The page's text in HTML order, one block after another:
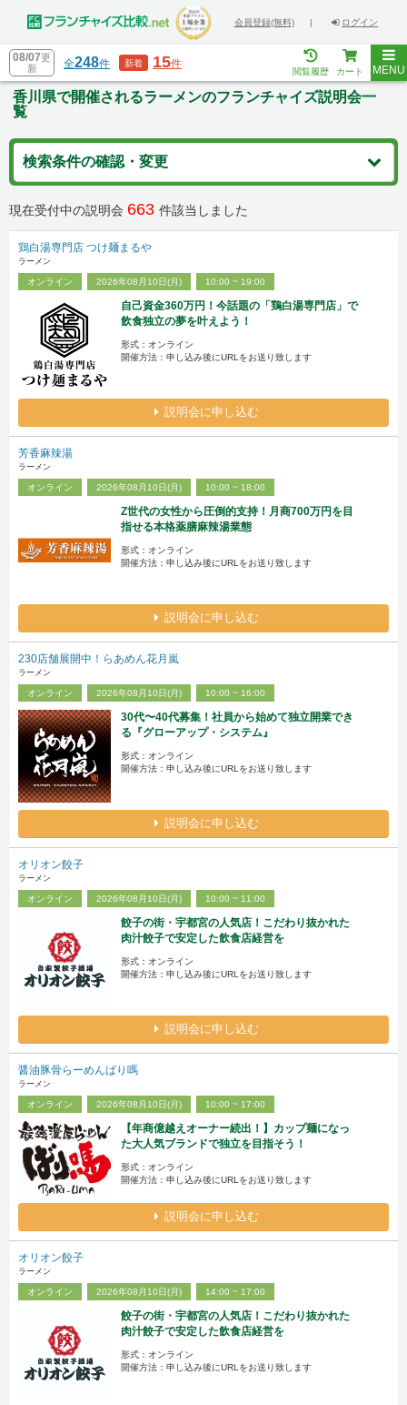
会員登録(無料) | ログイン
08/07更
新
全248件 新着 15件
閲覧履歴 カート MENU
香川県で開催されるラーメンのフランチャイズ説明会一
覧
検索条件の確認・変更
現在受付中の説明会 663 件該当しました
鶏白湯専門店 つけ麺まるや
ラーメン
オンライン 2026年08月10日(月) 10:00 ~ 19:00
自己資金360万円！今話題の「鶏白湯専門店」で
飲食独立の夢を叶えよう！
形式：オンライン
開催方法：申し込み後にURLをお送り致します
説明会に申し込む
芳香麻辣湯
ラーメン
オンライン 2026年08月10日(月) 10:00 ~ 18:00
Z世代の女性から圧倒的支持！月商700万円を目
指せる本格薬膳麻辣湯業態
形式：オンライン
開催方法：申し込み後にURLをお送り致します
説明会に申し込む
230店舗展開中！らあめん花月嵐
ラーメン
オンライン 2026年08月10日(月) 10:00 ~ 16:00
30代〜40代募集！社員から始めて独立開業でき
る『グローアップ・システム』
形式：オンライン
開催方法：申し込み後にURLをお送り致します
説明会に申し込む
オリオン餃子
ラーメン
オンライン 2026年08月10日(月) 10:00 ~ 11:00
餃子の街・宇都宮の人気店！こだわり抜かれた
肉汁餃子で安定した飲食店経営を
形式：オンライン
開催方法：申し込み後にURLをお送り致します
説明会に申し込む
醤油豚骨らーめんばり嗎
ラーメン
オンライン 2026年08月10日(月) 10:00 ~ 17:00
【年商億越えオーナー続出！】カップ麺になっ
た大人気ブランドで独立を目指そう！
形式：オンライン
開催方法：申し込み後にURLをお送り致します
説明会に申し込む
オリオン餃子
ラーメン
オンライン 2026年08月10日(月) 14:00 ~ 17:00
餃子の街・宇都宮の人気店！こだわり抜かれた
肉汁餃子で安定した飲食店経営を
形式：オンライン
開催方法：申し込み後にURLをお送り致します